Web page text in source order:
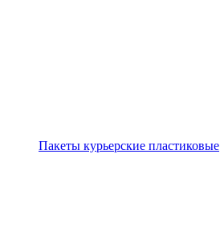
Пакеты курьерские пластиковые